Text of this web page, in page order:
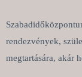
rendezvények,
megtartására, akár